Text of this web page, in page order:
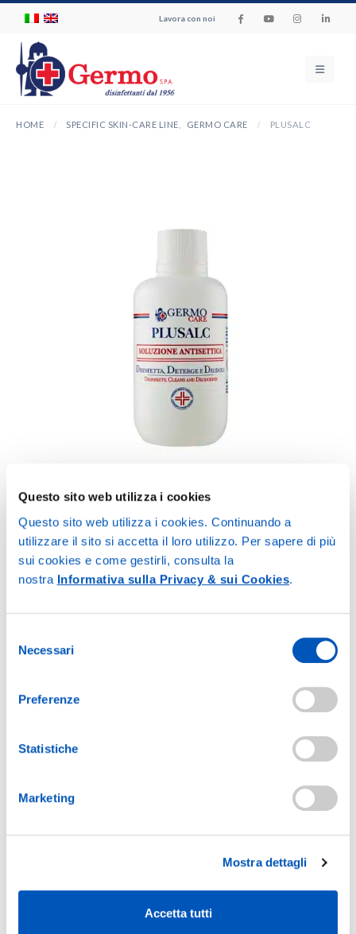
Questo sito web utilizza i cookies
Questo sito web utilizza i cookies. Continuando a
utilizzare il sito si accetta il loro utilizzo. Per sapere di più
sui cookies e come gestirli, consulta la
nostra Informativa sulla Privacy & sui Cookies.
delNecessari
Preferenze
Statistiche
Marketing
Mostra dettagli
Accetta tutti
Lavora con noi
HOME SPECIFIC SKIN-CARE LINE GERMO CARE PLUSALC
Plusalc
Skin disinfectant.
Plusalc is registered by the Italian Ministry of Health.
PLUSALC is a product which can be used in all cases where is
It cleanses, disinfects and perfumes the skin with its antiseptic
composition, without halos, and it dries quickly.
Benzalkonium Chloride 1,00 g; coformulants; depurated water
INSTRUCTIONS FOR USE